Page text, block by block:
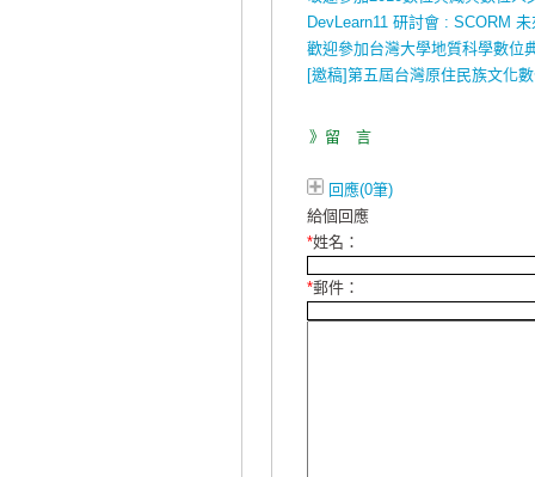
DevLearn11 研討會 : SCORM
歡迎參加台灣大學地質科學數位
[邀稿]第五屆台灣原住民族文化
》留 言
回應(0筆)
給個回應
*姓名：
*郵件：